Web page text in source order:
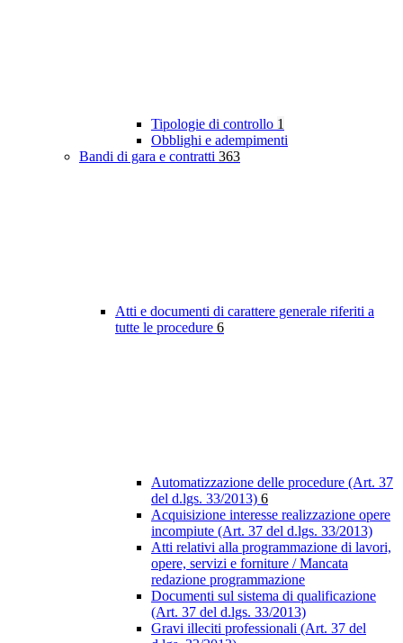
Tipologie di controllo 1
Obblighi e adempimenti
Bandi di gara e contratti 363
Atti e documenti di carattere generale riferiti a
tutte le procedure 6
Automatizzazione delle procedure (Art. 37
del d.lgs. 33/2013) 6
Acquisizione interesse realizzazione opere
incompiute (Art. 37 del d.lgs. 33/2013)
Atti relativi alla programmazione di lavori,
opere, servizi e forniture / Mancata
redazione programmazione
Documenti sul sistema di qualificazione
(Art. 37 del d.lgs. 33/2013)
Gravi illeciti professionali (Art. 37 del